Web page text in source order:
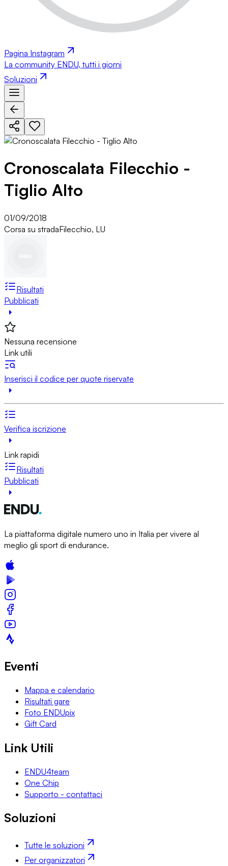
Pagina Instagram
La community ENDU, tutti i giorni
Soluzioni
Cronoscalata Filecchio -
Tiglio Alto
01/09/2018
Corsa su stradaFilecchio, LU
Risultati
Pubblicati
Nessuna recensione
Link utili
Inserisci il codice per quote riservate
Verifica iscrizione
Link rapidi
Risultati
Pubblicati
La piattaforma digitale numero uno in Italia per vivere al
meglio gli sport di endurance.
Eventi
Mappa e calendario
Risultati gare
Foto ENDUpix
Gift Card
Link Utili
ENDU4team
One Chip
Supporto - contattaci
Soluzioni
Tutte le soluzioni
Per organizzatori